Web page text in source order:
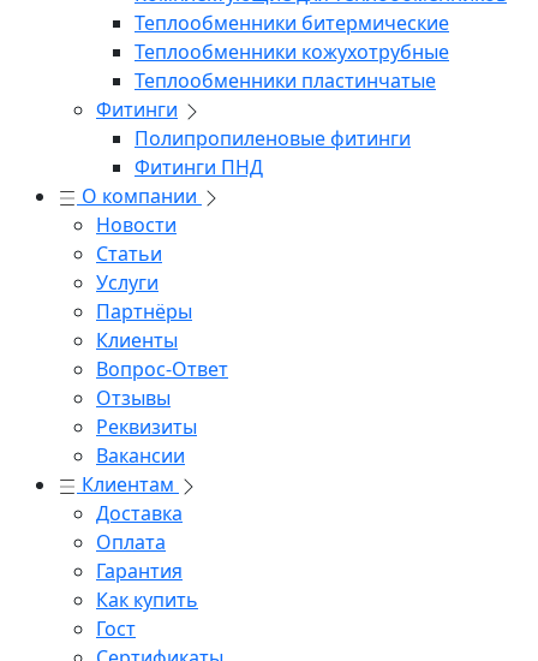
Теплообменники битермические
Теплообменники кожухотрубные
Теплообменники пластинчатые
Фитинги
Полипропиленовые фитинги
Фитинги ПНД
О компании
Новости
Статьи
Услуги
Партнёры
Клиенты
Вопрос-Ответ
Отзывы
Реквизиты
Вакансии
Клиентам
Доставка
Оплата
Гарантия
Как купить
Гост